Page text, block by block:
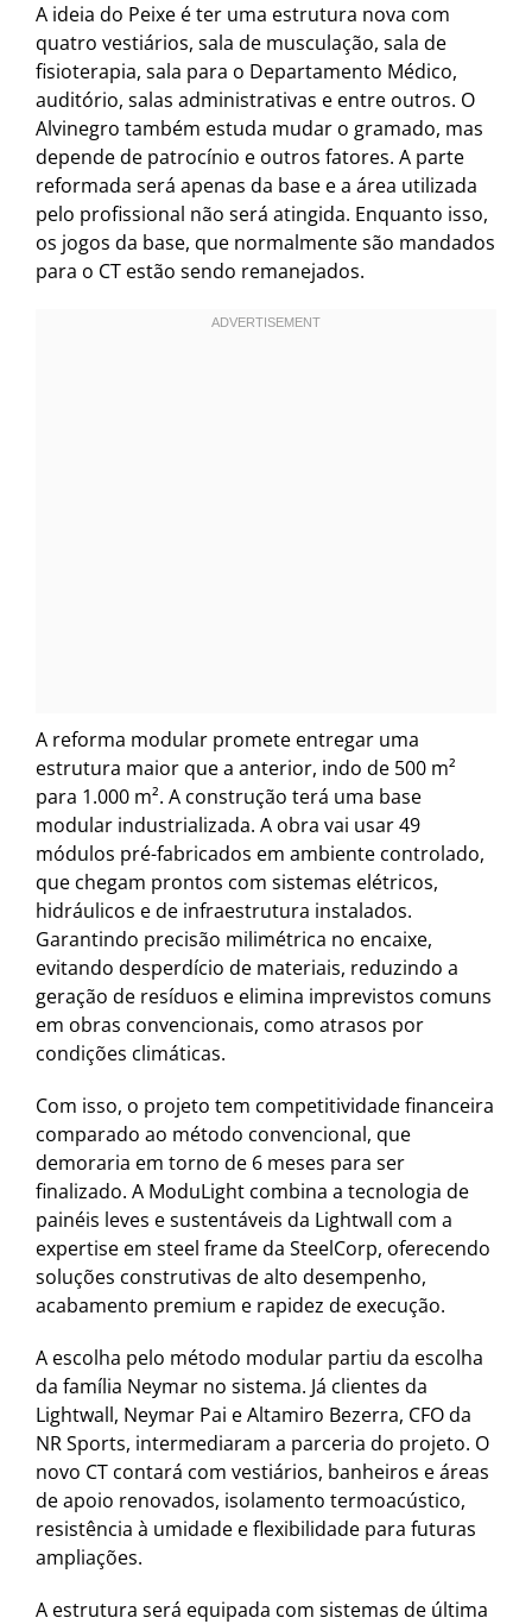
A ideia do Peixe é ter uma estrutura nova com
quatro vestiários, sala de musculação, sala de
fisioterapia, sala para o Departamento Médico,
auditório, salas administrativas e entre outros. O
Alvinegro também estuda mudar o gramado, mas
depende de patrocínio e outros fatores. A parte
reformada será apenas da base e a área utilizada
pelo profissional não será atingida. Enquanto isso,
os jogos da base, que normalmente são mandados
para o CT estão sendo remanejados.
A reforma modular promete entregar uma
estrutura maior que a anterior, indo de 500 m²
para 1.000 m². A construção terá uma base
modular industrializada. A obra vai usar 49
módulos pré-fabricados em ambiente controlado,
que chegam prontos com sistemas elétricos,
hidráulicos e de infraestrutura instalados.
Garantindo precisão milimétrica no encaixe,
evitando desperdício de materiais, reduzindo a
geração de resíduos e elimina imprevistos comuns
em obras convencionais, como atrasos por
condições climáticas.
Com isso, o projeto tem competitividade financeira
comparado ao método convencional, que
demoraria em torno de 6 meses para ser
finalizado. A ModuLight combina a tecnologia de
painéis leves e sustentáveis da Lightwall com a
expertise em steel frame da SteelCorp, oferecendo
soluções construtivas de alto desempenho,
acabamento premium e rapidez de execução.
A escolha pelo método modular partiu da escolha
da família Neymar no sistema. Já clientes da
Lightwall, Neymar Pai e Altamiro Bezerra, CFO da
NR Sports, intermediaram a parceria do projeto. O
novo CT contará com vestiários, banheiros e áreas
de apoio renovados, isolamento termoacústico,
resistência à umidade e flexibilidade para futuras
ampliações.
A estrutura será equipada com sistemas de última